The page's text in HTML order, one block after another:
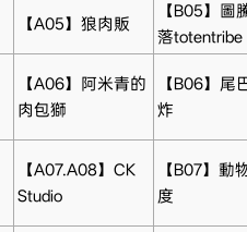
【A05】狼肉販
【B05】圖
落totentribe
【A06】阿米青的
肉包獅
【B06】尾
炸
【A07.A08】CK
Studio
【B07】動
度